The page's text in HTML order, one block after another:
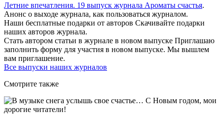
Летние впечатления. 19 выпуск журнала Ароматы счастья.
Анонс о выходе журнала, как пользоваться журналом.
Наши бесплатные подарки от авторов Скачивайте подарки
наших авторов журнала.
Стать автором статьи в журнале в новом выпуске Приглашаю
заполнить форму для участия в новом выпуске. Мы вышлем
вам приглашение.
Все выпуски наших журналов
Смотрите также